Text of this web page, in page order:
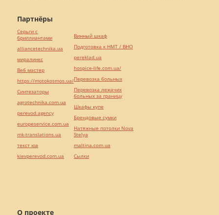
О проекте
Партнёры
Серьги с
бриллиантами
alliancetechnika.ua
миралинкс
Веб мастер
https://motokosmos.ua/
Синтезаторы
agrotechnika.com.ua
perevod.agency
europeservice.com.ua
mk-translations.ua
текст юа
kievperevod.com.ua
Винный шкаф
Подготовка к НМТ / ВНО
pereklad.ua
hospice-life.com.ua/
Перевозка больных
Перевозка лежачих
больных за границу
Шкафы купе
Брендовые сумки
Натяжные потолки Nova
Stelya
maltina.com.ua
Cылки